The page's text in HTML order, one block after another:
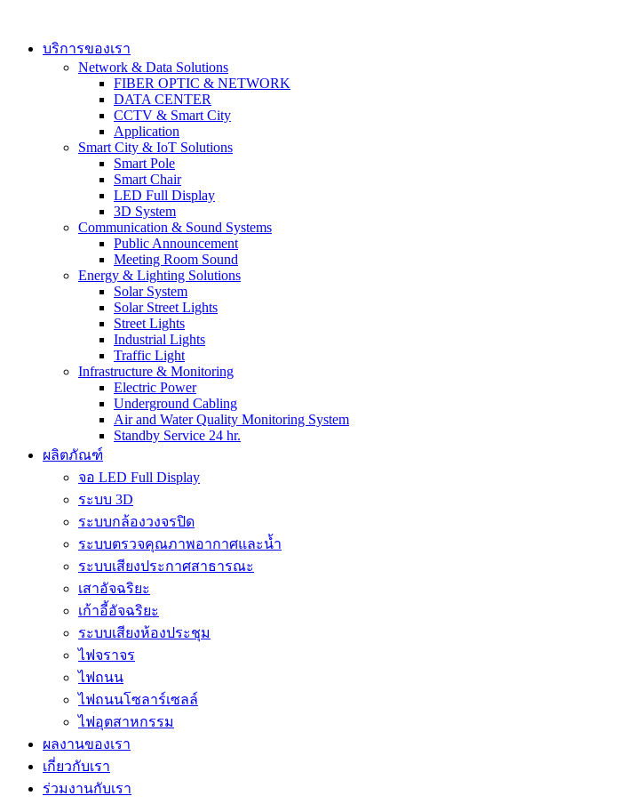
contentบริการของเรา
Network & Data Solutions
FIBER OPTIC & NETWORK​
DATA CENTER
CCTV & Smart City
Application
Smart City & IoT Solutions
Smart Pole
Smart Chair
LED Full Display
3D System
Communication & Sound Systems
Public Announcement
Meeting Room Sound
Energy & Lighting Solutions
Solar System
Solar Street Lights
Street Lights
Industrial Lights
Traffic Light
Infrastructure & Monitoring
Electric Power
Underground Cabling
Air and Water Quality Monitoring System
Standby Service 24 hr.
ผลิตภัณฑ์
จอ LED Full Display
ระบบ 3D
ระบบกล้องวงจรปิด
ระบบตรวจคุณภาพอากาศและน้ำ
ระบบเสียงประกาศสาธารณะ
เสาอัจฉริยะ
เก้าอี้อัจฉริยะ
ระบบเสียงห้องประชุม
ไฟจราจร
ไฟถนน
ไฟถนนโซลาร์เซลล์
ไฟอุตสาหกรรม
ผลงานของเรา
เกี่ยวกับเรา
ร่วมงานกับเรา